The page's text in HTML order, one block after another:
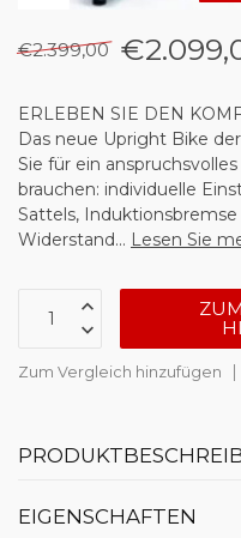
€2.399,00
ERLEBEN SIE DEN
Das neue Upright Bike
Sie für ein
brauchen: individuelle
Sattels,
Widerstand... Lesen Sie
Zum Vergleich hinzufügen
EIGENSCHAFTEN